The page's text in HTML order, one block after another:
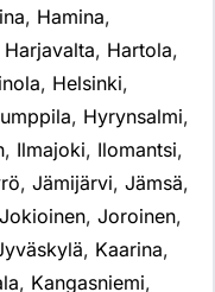
, Hamina,
Harjavalta, Hartola,
, Helsinki,
, Hyrynsalmi,
, Ilmajoki, Ilomantsi,
, Jämijärvi, Jämsä,
Jokioinen, Joroinen,
, Kaarina,
, Kangasniemi,